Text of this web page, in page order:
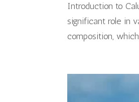
Introduction to
significant role in
composition,